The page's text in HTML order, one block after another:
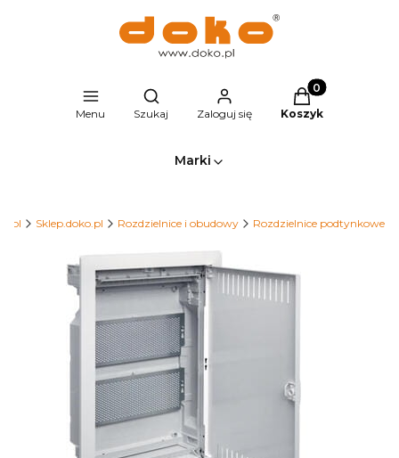
Menu
Otwórz wyszukiwarkę
Szukaj Zaloguj się
Produkty w
Koszyk
Marki
Sklep.doko.pl Rozdzielnice i obudowy Rozdzielnice podtynkowe